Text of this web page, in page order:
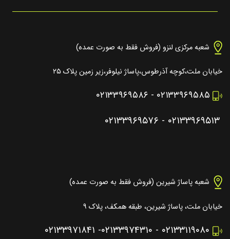
شعبه مرکزی لنزو (فروش فقط به صورت عمده)
خیابان ملت،کوچه آذرطوس،پاساژ نیلوفر،زیر زمین پلاک ۲۵
۰۲۱۳۳۹۶۹۵۸۵ - ۰۲۱۳۳۹۶۹۵۸۶
۰۲۱۳۳۹۶۹۵۱۳ - ۰۲۱۳۳۹۶۹۵۷۶
شعبه پاساژ شیرین (فروش فقط به صورت عمده)
خیابان ملت، پاساژ شیرین، طبقه همکف، پلاک ۹
۰۲۱۳۳۱۱۹۰۸۰ - ۰۲۱۳۳۹۷۴۳۱۰- ۰۲۱۳۳۹۷۱۸۴۱